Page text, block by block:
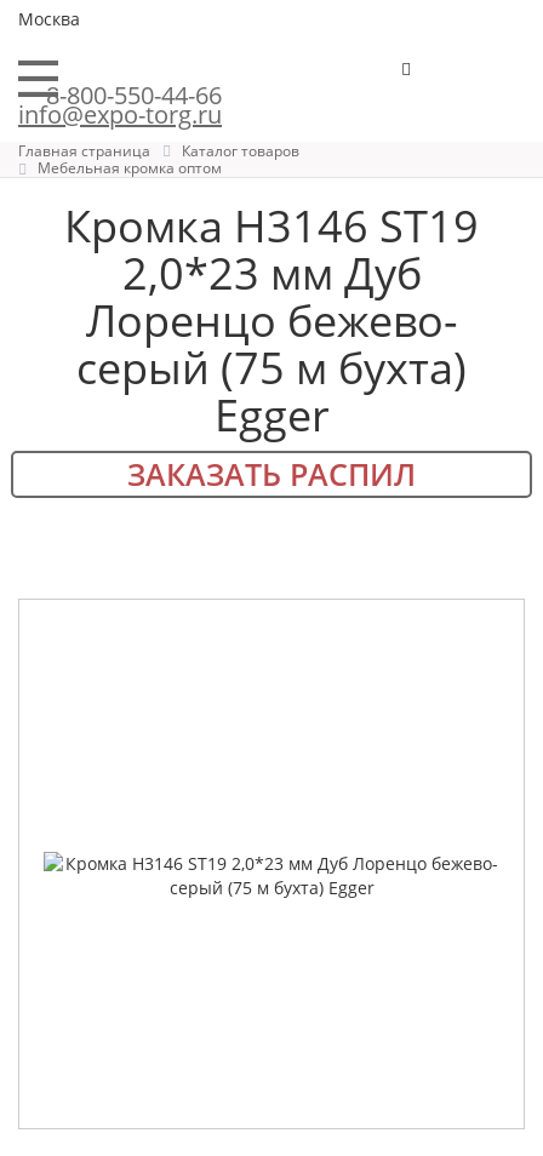
Москва
8-800-550-44-66
info@expo-torg.ru
Главная страница
Каталог товаров
Мебельная кромка оптом
Кромка H3146 ST19
2,0*23 мм Дуб
Лоренцо бежево-
серый (75 м бухта)
Egger
ЗАКАЗАТЬ РАСПИЛ